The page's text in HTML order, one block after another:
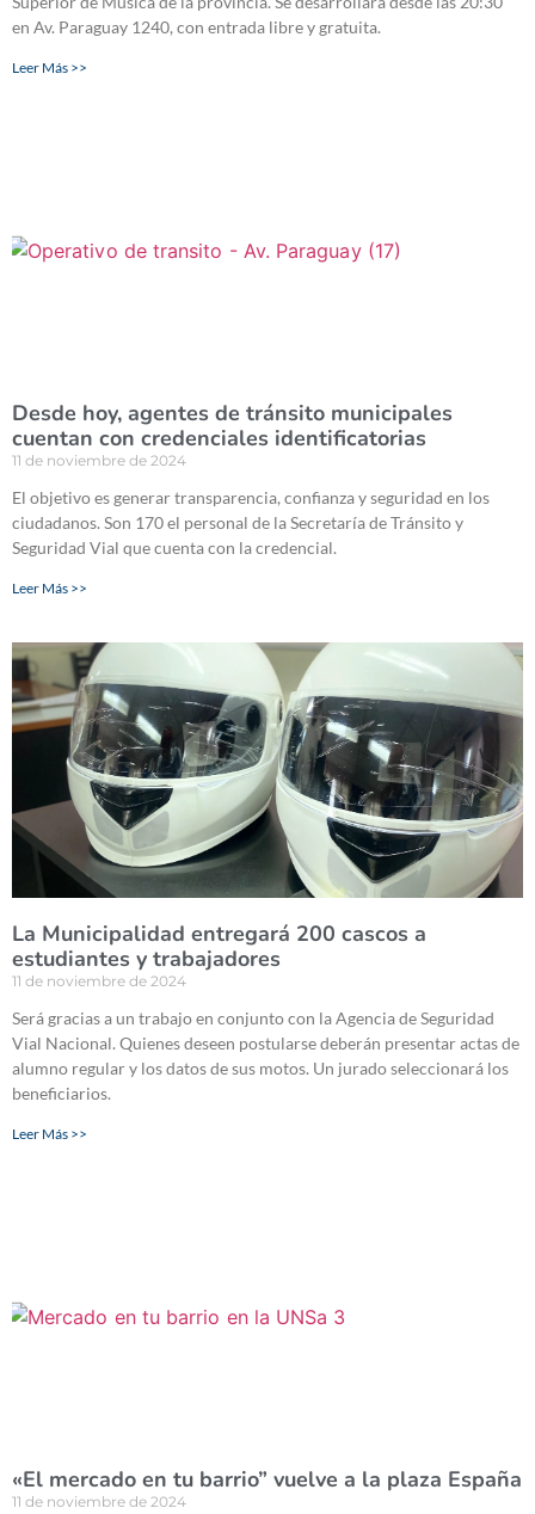
en Av. Paraguay 1240, con entrada libre y gratuita.
Leer Más >>
Desde hoy, agentes de tránsito municipales
cuentan con credenciales identificatorias
11 de noviembre de 2024
El objetivo es generar transparencia, confianza y seguridad en los
ciudadanos. Son 170 el personal de la Secretaría de Tránsito y
Seguridad Vial que cuenta con la credencial.
Leer Más >>
La Municipalidad entregará 200 cascos a
estudiantes y trabajadores
11 de noviembre de 2024
Será gracias a un trabajo en conjunto con la Agencia de Seguridad
Vial Nacional. Quienes deseen postularse deberán presentar actas de
alumno regular y los datos de sus motos. Un jurado seleccionará los
beneficiarios.
Leer Más >>
«El mercado en tu barrio” vuelve a la plaza España
11 de noviembre de 2024